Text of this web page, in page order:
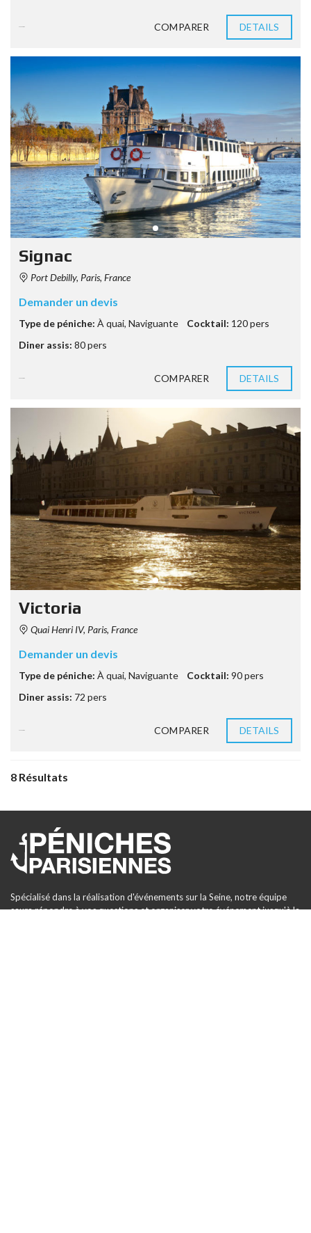
COMPARER DETAILS
Signac
Port Debilly, Paris, France
Demander un devis
Type de péniche: À quai, Naviguante Cocktail: 120 pers
Diner assis: 80 pers
COMPARER DETAILS
Victoria
Quai Henri IV, Paris, France
Demander un devis
Type de péniche: À quai, Naviguante Cocktail: 90 pers
Diner assis: 72 pers
COMPARER DETAILS
8 Résultats
Spécialisé dans la réalisation d'événements sur la Seine, notre équipe
saura répondre à vos questions et organiser votre événement jusqu'à la